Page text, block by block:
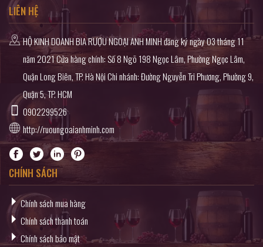
LIÊN HỆ
HỘ KINH DOANH BIA RƯỢU NGOẠI ANH MINH đăng ký ngày 03 tháng 11
năm 2021 Cửa hàng chính: Số 8 Ngõ 198 Ngọc Lâm, Phường Ngọc Lâm,
Quận Long Biên, TP. Hà Nội Chi nhánh: Đường Nguyễn Tri Phương, Phường 9,
Quận 5, TP. HCM
0902299526
http://ruoungoaianhminh.com
CHÍNH SÁCH
Chính sách mua hàng
Chính sách thanh toán
Chính sách bảo mật